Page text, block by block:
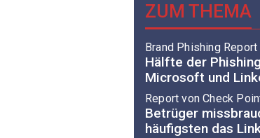
ZUM THEMA
Brand Phishing
Hälfte der
Microsoft und
Report von Check
Betrüger
häufigsten das